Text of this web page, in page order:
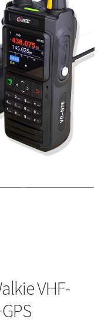
VHF-